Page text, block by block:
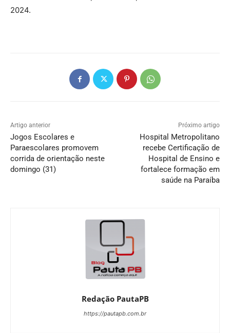
2024.
Artigo anterior
Jogos Escolares e
Paraescolares promovem
corrida de orientação neste
domingo (31)
Próximo artigo
Hospital Metropolitano
recebe Certificação de
Hospital de Ensino e
fortalece formação em
saúde na Paraíba
Redação PautaPB
https://pautapb.com.br